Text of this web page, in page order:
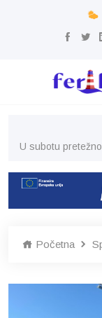
U subotu
Početna